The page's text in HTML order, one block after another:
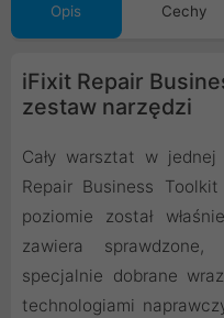
Opis Cechy
iFixit Repair
zestaw narzędzi
Cały warsztat w
Repair Business
poziomie został
zawiera
specjalnie dobrane
technologiami